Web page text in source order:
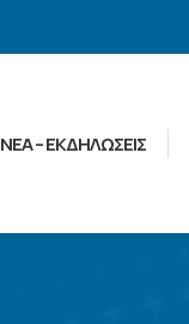
ΝΕΑ – ΕΚΔΗΛΩΣΕΙΣ